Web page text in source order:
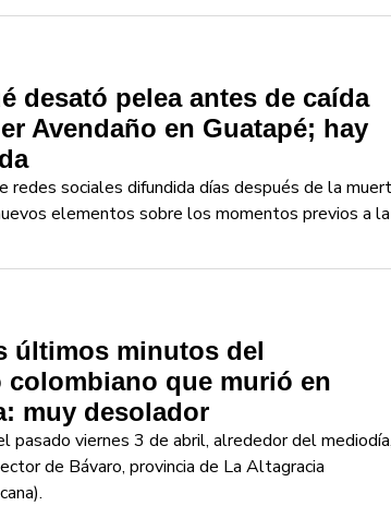
desató pelea antes de caída
Avendaño en Guatapé; hay
redes sociales difundida días después de la
elementos sobre los momentos previos a la
últimos minutos del
colombiano que murió en
muy desolador
pasado viernes 3 de abril, alrededor del
de Bávaro, provincia de La Altagracia